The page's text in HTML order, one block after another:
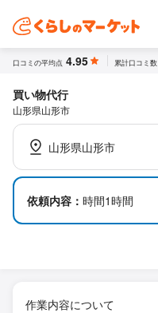
口コミの平均点 4.95 累計口コミ数
買い物代行
山形県山形市
山形県山形市
依頼内容： 時間1時間
作業内容について